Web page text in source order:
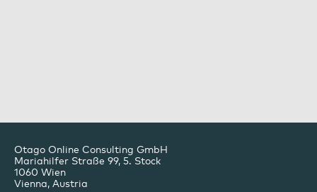
Otago Online Consulting GmbH
Mariahilfer Straße 99, 5. Stock
1060 Wien
Vienna, Austria